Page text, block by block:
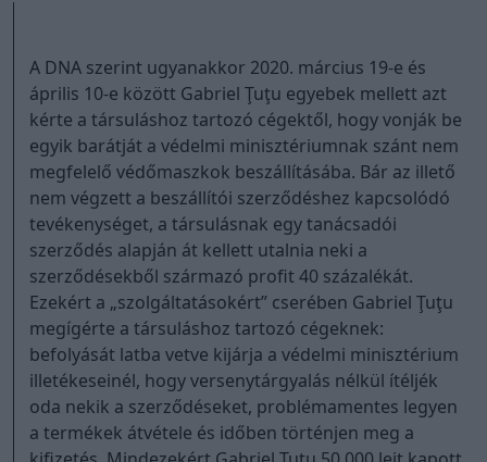
A DNA szerint ugyanakkor 2020. március 19-e és
április 10-e között Gabriel Ţuţu egyebek mellett azt
kérte a társuláshoz tartozó cégektől, hogy vonják be
egyik barátját a védelmi minisztériumnak szánt nem
megfelelő védőmaszkok beszállításába. Bár az illető
nem végzett a beszállítói szerződéshez kapcsolódó
tevékenységet, a társulásnak egy tanácsadói
szerződés alapján át kellett utalnia neki a
szerződésekből származó profit 40 százalékát.
Ezekért a „szolgáltatásokért” cserében Gabriel Ţuţu
megígérte a társuláshoz tartozó cégeknek:
befolyását latba vetve kijárja a védelmi minisztérium
illetékeseinél, hogy versenytárgyalás nélkül ítéljék
oda nekik a szerződéseket, problémamentes legyen
a termékek átvétele és időben történjen meg a